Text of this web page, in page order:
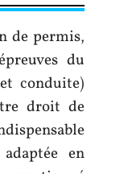
de permis,
du
conduite)
droit de
en